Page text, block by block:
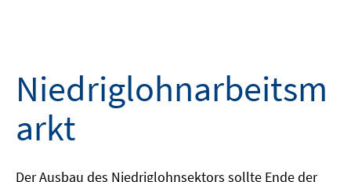
Niedriglohnarbeitsm
arkt
Der Ausbau des Niedriglohnsektors sollte Ende der